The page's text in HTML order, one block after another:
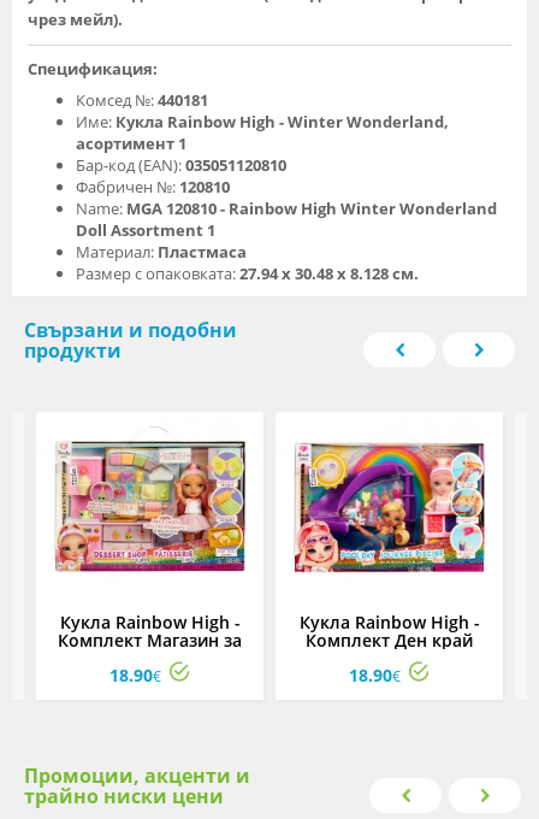
чрез мейл).
Спецификация:
Комсед №:440181
Име: Кукла Rainbow High - Winter Wonderland,
асортимент 1
Бар-код (EAN):035051120810
Фабричен №: 120810
Name: MGA 120810 - Rainbow High Winter Wonderland
Doll Assortment 1
Материал: Пластмаса
Размер с опаковката:27.94 х 30.48 х 8.128 см.
Свързани и подобни
продукти
Кукла Rainbow High -
Комплект Магазин за
десерти с Kandy Hart
18.90€
Кукла Rainbow High -
Комплект Ден край
басейна с Blush Parker
18.90€
Промоции, акценти и
трайно ниски цени